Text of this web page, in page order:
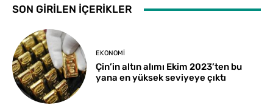
SON GİRİLEN İÇERİKLER
EKONOMI
Çin’in altın alımı Ekim 2023’ten bu
yana en yüksek seviyeye çıktı